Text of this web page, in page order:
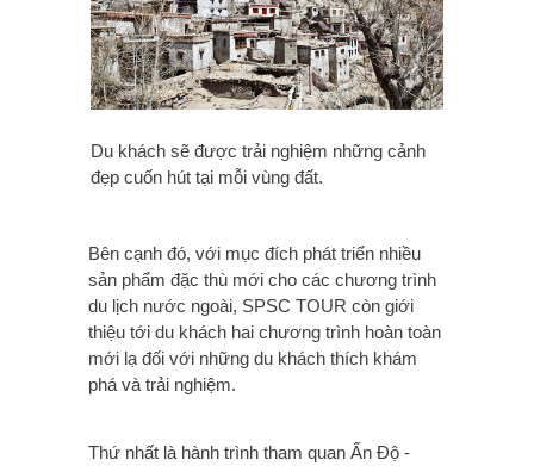
Du khách sẽ được trải nghiệm những cảnh
đẹp cuốn hút tại mỗi vùng đất.
Bên cạnh đó, với mục đích phát triển nhiều
sản phẩm đặc thù mới cho các chương trình
du lịch nước ngoài, SPSC TOUR còn giới
thiệu tới du khách hai chương trình hoàn toàn
mới lạ đối với những du khách thích khám
phá và trải nghiệm.
Thứ nhất là hành trình tham quan Ấn Độ -